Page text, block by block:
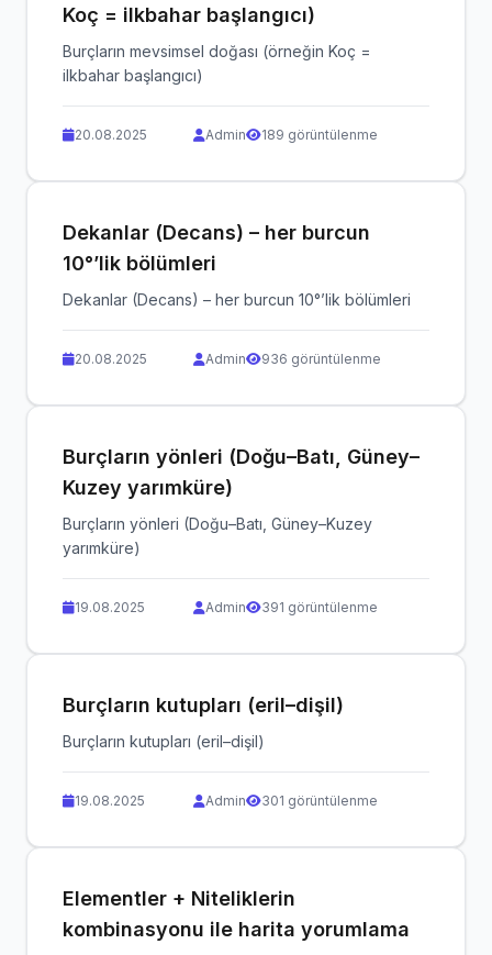
Koç = ilkbahar başlangıcı)
Burçların mevsimsel doğası (örneğin Koç =
ilkbahar başlangıcı)
20.08.2025 Admin 189 görüntülenme
Dekanlar (Decans) – her burcun
10°’lik bölümleri
Dekanlar (Decans) – her burcun 10°’lik bölümleri
20.08.2025 Admin 936 görüntülenme
Burçların yönleri (Doğu–Batı, Güney–
Kuzey yarımküre)
Burçların yönleri (Doğu–Batı, Güney–Kuzey
yarımküre)
19.08.2025 Admin 391 görüntülenme
Burçların kutupları (eril–dişil)
Burçların kutupları (eril–dişil)
19.08.2025 Admin 301 görüntülenme
Elementler + Niteliklerin
kombinasyonu ile harita yorumlama